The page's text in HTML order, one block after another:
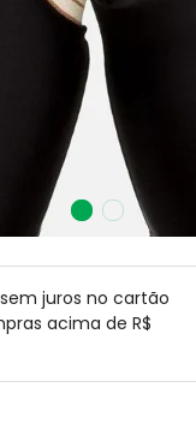
juros no cartão
acima de R$